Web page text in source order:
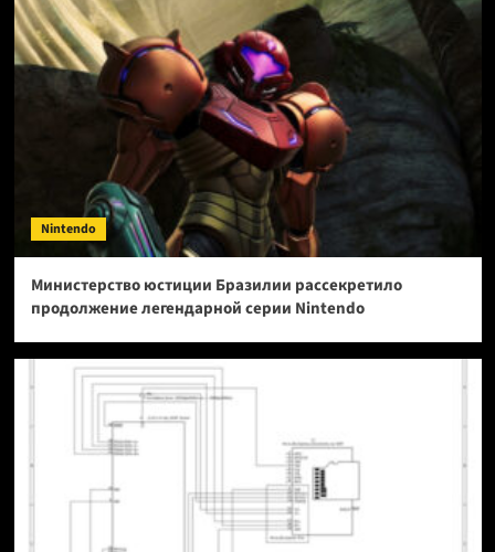
Nintendo
Министерство юстиции Бразилии рассекретило
продолжение легендарной серии Nintendo